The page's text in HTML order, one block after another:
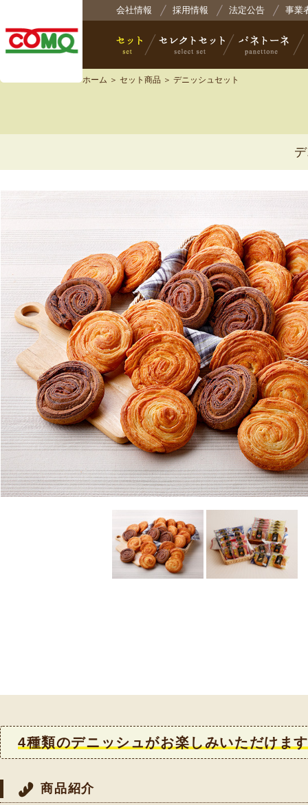
株式会社コモ
会社情報 採用情報 法定公告 事業
ホーム ＞ セット商品 ＞ デニッシュセット
4種類のデニッシュがお楽しみいただけま
商品紹介